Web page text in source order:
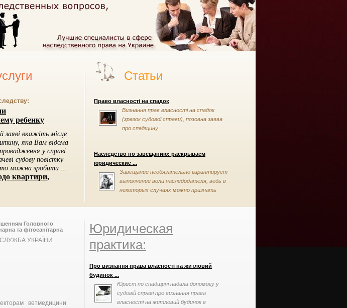
Статьи
Право власності на спадок
Визнання прав власності на спадок
(зразок судової справи), позовна заява
про спадщину
Наследство по завещанию: раскрываем
юридические ...
Завещание необязательно гарантирует
выполнение воли наследодателя, ведь в
некоторых случаях можно признать
Головного
та фітосанітарна
УКРАЇНИ
ветмедицини
Юридическая
практика:
Про визнання права власності на житловий
будинок ...
Юрист по спадщині надала допомогу у
судовій справі про визнання права
власності на житловий будинок в